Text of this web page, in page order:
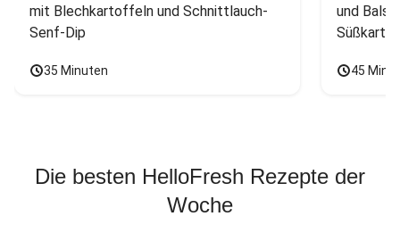
mit Blechkartoffeln und Schnittlauch-
Senf-Dip
35 Minuten
und
45
Die besten HelloFresh Rezepte der
Woche